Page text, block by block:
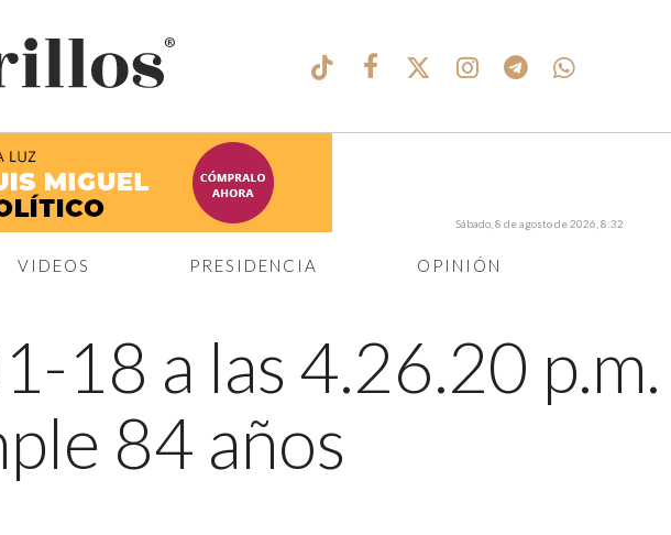
®
VIDEOS PRESIDENCIA OPINIÓN
Sábado, 8 de agosto de 2026, 8:32
18 a las 4.26.20 p.m.
84 años